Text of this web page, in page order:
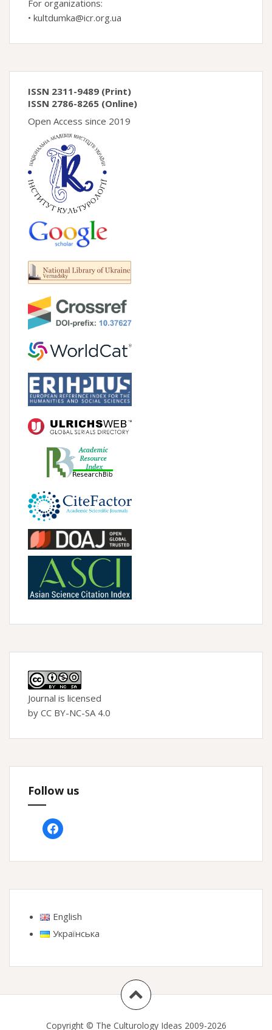
For organizations:
• kultdumka@icr.org.ua
ISSN 2311-9489 (Print)
ISSN 2786-8265 (Online)
Open Access since 2019
Journal is licensed
by CC BY-NC-SA 4.0
Follow us
facebook
English
Українська
Copyright © The Culturology Ideas 2009-2026